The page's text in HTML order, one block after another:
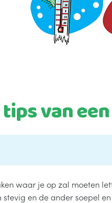
van
waar je op zal moeten
stevig en de ander soepel